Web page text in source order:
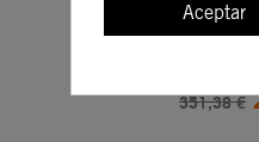
Kit De
351,38 €
Aceptar